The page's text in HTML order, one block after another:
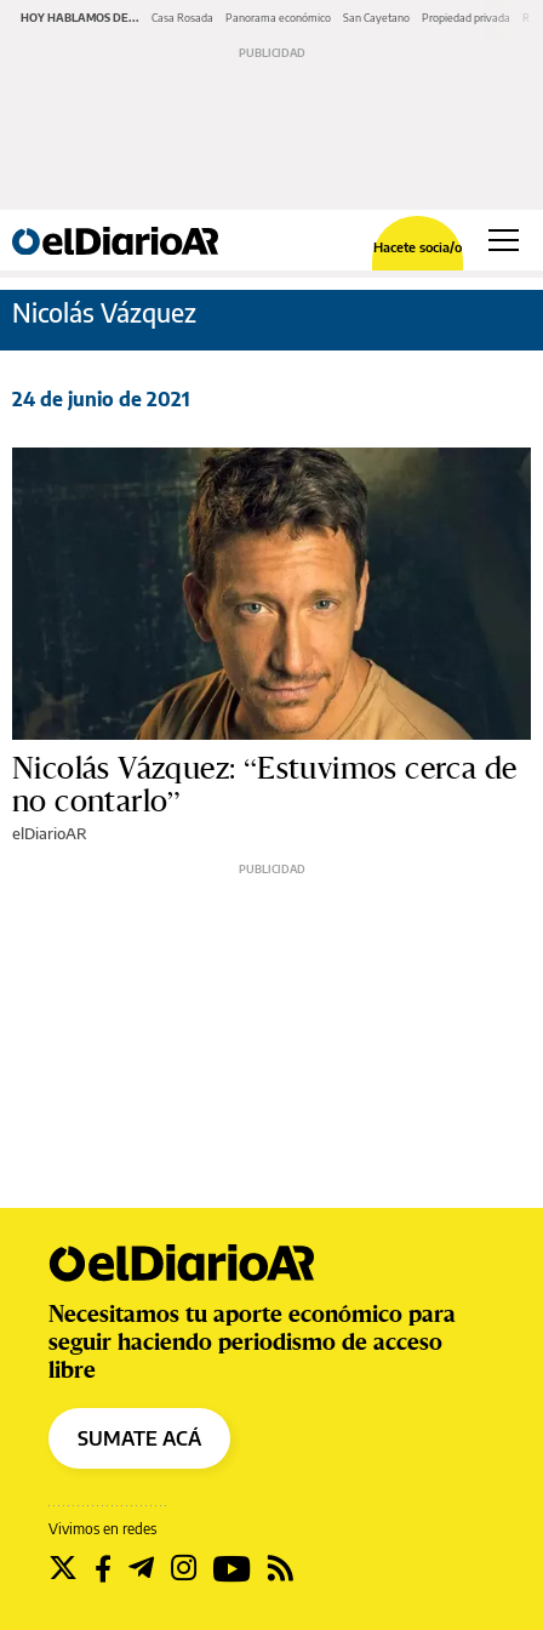
HOY HABLAMOS DE... Casa Rosada Panorama económico San Cayetano Propiedad privada
Hacete socia/o
Nicolás Vázquez
24 de junio de 2021
Nicolás Vázquez: “Estuvimos cerca de
no contarlo”
elDiarioAR
Vivimos en redes
Necesitamos tu aporte económico para
seguir haciendo periodismo de acceso
libre
SUMATE ACÁ